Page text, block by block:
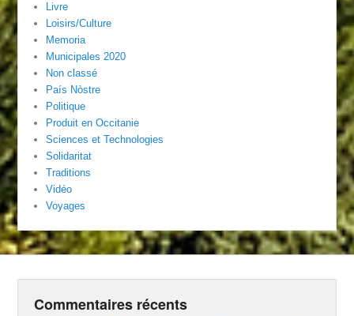
Livre
Loisirs/Culture
Memoria
Municipales 2020
Non classé
País Nòstre
Politique
Produit en Occitanie
Sciences et Technologies
Solidaritat
Traditions
Vidéo
Voyages
Commentaires récents